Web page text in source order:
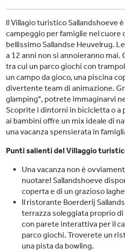
Il Villagio turistico Sallandshoeve
campeggio per famiglie nel cuore
bellissimo Sallandse Heuvelrug.
a 12 anni non si annoieranno
tra cui un parco giochi con
un campo da gioco, una piscina
divertente team di animazione.
glamping", potrete immaginarvi
Scoprite i dintorni in bicicletta o a
ai bambini offre un mix ideale di
una vacanza spensierata in
Punti salienti del Villaggio
Una vacanza non è
nuotare! Sallandshoeve
coperta e di un grazioso
Il ristorante Boerderij
terrazza soleggiata proprio
con parete interattiva per il
parco giochi. Troverete un
una pista da bowling.